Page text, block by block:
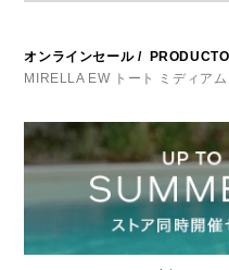
オンラインセール/
MIRELLA EW トート ミディアム